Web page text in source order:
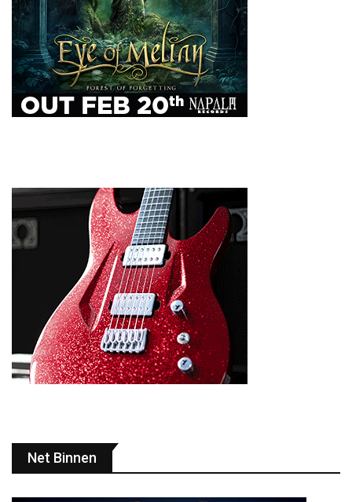
Net Binnen